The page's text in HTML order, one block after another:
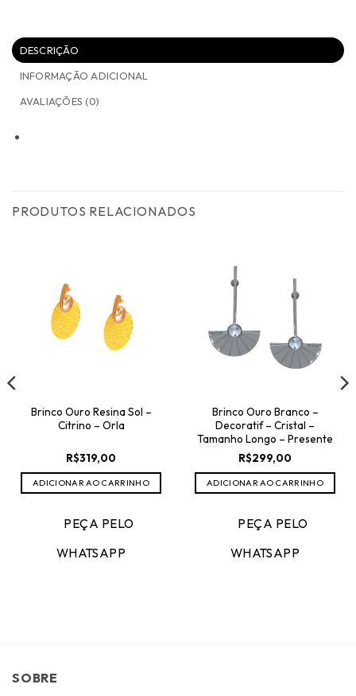
DESCRIÇÃO
INFORMAÇÃO ADICIONAL
AVALIAÇÕES (0)
PRODUTOS RELACIONADOS
Brinco Ouro Resina Sol –
Citrino – Orla
R$319,00
ADICIONAR AO CARRINHO
PEÇA PELO
WHATSAPP
Brinco Ouro Branco –
Decoratif – Cristal –
Tamanho Longo – Presente
R$299,00
ADICIONAR AO CARRINHO
PEÇA PELO
WHATSAPP
SOBRE